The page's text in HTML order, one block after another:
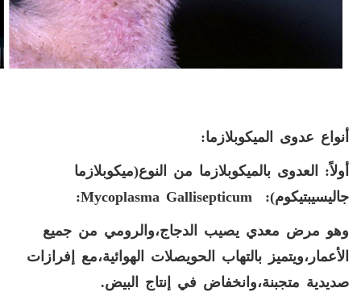
أنواع عدوی الميكوبلازما:
أولاً: العدوى بالميكوبلازما من النوع(ميكوبلازما
جاليسيبتيكوم):
Mycoplasma Gallisepticum
:
وهو مرض معدي يصيب الدجاج،والرومي من جميع
الأعمار،ويتميز بالتهاب الحويصلات الهوائية،مع إفرازات
صديدية متجبنة،وانخفاض في إنتاج البيض.